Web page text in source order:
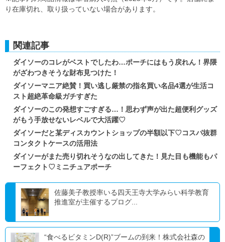
り在庫切れ、取り扱っていない場合があります。
関連記事
ダイソーのコレがベストでしたわ…ポーチにはもう戻れん！界隈
がざわつきそうな財布見つけた！
ダイソーマニア絶賛！買い逃し厳禁の指名買い名品4選が生活コ
スト超絶革命級ガチすぎた
ダイソーのこの発想すごすぎる…！思わず声が出た超便利グッズ
がもう手放せないレベルで大活躍♡
ダイソーだと某ディスカウントショップの半額以下♡コスパ抜群
コンタクトケースの活用法
ダイソーがまた売り切れそうなの出してきた！見た目も機能もパ
ーフェクト♡ミニチュアポーチ
佐藤美子教授率いる四天王寺大学みらい科学教育
推進室が主催するプログ...
“食べるビタミンD(R)”ブームの到来！株式会社森の